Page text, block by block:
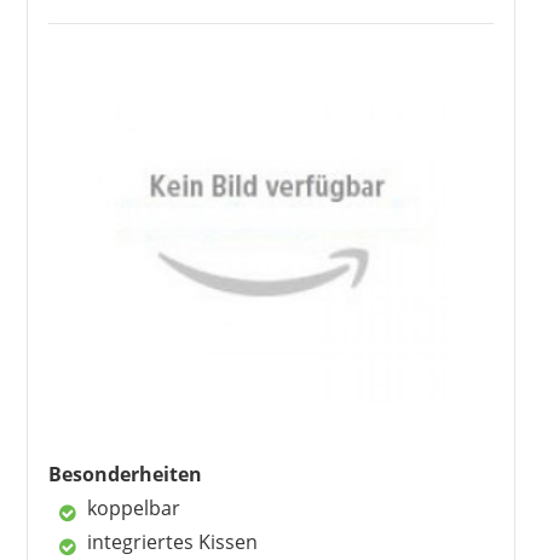
Besonderheiten
koppelbar
integriertes Kissen